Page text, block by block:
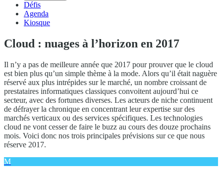
Défis
Agenda
Kiosque
Cloud : nuages à l’horizon en 2017
Il n’y a pas de meilleure année que 2017 pour prouver que le cloud
est bien plus qu’un simple thème à la mode. Alors qu’il était naguère
réservé aux plus intrépides sur le marché, un nombre croissant de
prestataires informatiques classiques convoitent aujourd’hui ce
secteur, avec des fortunes diverses. Les acteurs de niche continuent
de défrayer la chronique en concentrant leur expertise sur des
marchés verticaux ou des services spécifiques. Les technologies
cloud ne vont cesser de faire le buzz au cours des douze prochains
mois. Voici donc nos trois principales prévisions sur ce que nous
réserve 2017.
M